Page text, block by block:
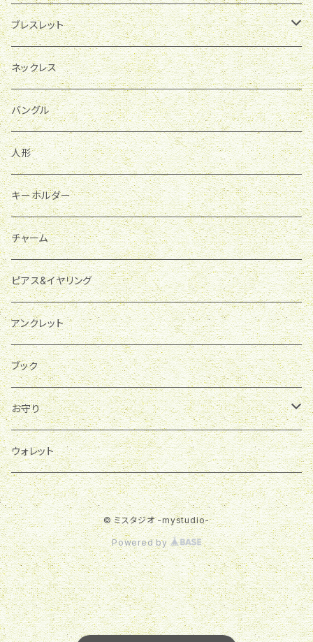
ブレスレット
ホルダー
パワーストーン
ネックレス
バングル
人形
キーホルダー
チャーム
ピアス&イヤリング
アンクレット
ブック
お守り
育て石
ウォレット
© ミスタジオ -mystudio-
Powered by